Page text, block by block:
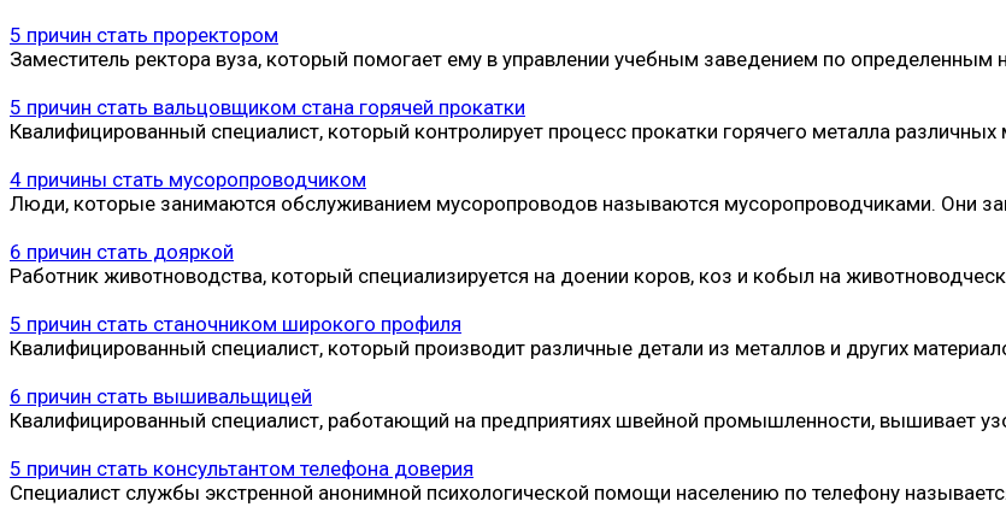
5 причин стать проректором
Заместитель ректора вуза, который помогает ему в управлении учебным заведением по определенным
5 причин стать вальцовщиком стана горячей прокатки
Квалифицированный специалист, который контролирует процесс прокатки горячего металла различных
4 причины стать мусоропроводчиком
Люди, которые занимаются обслуживанием мусоропроводов называются мусоропроводчиками. Они
6 причин стать дояркой
Работник животноводства, который специализируется на доении коров, коз и кобыл на
5 причин стать станочником широкого профиля
Квалифицированный специалист, который производит различные детали из металлов и других
6 причин стать вышивальщицей
Квалифицированный специалист, работающий на предприятиях швейной промышленности, вышивает
5 причин стать консультантом телефона доверия
Специалист службы экстренной анонимной психологической помощи населению по телефону